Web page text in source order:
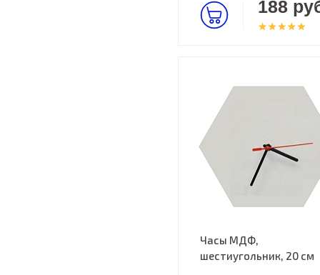
188
Часы МДФ,
шестиугольник, 20 см